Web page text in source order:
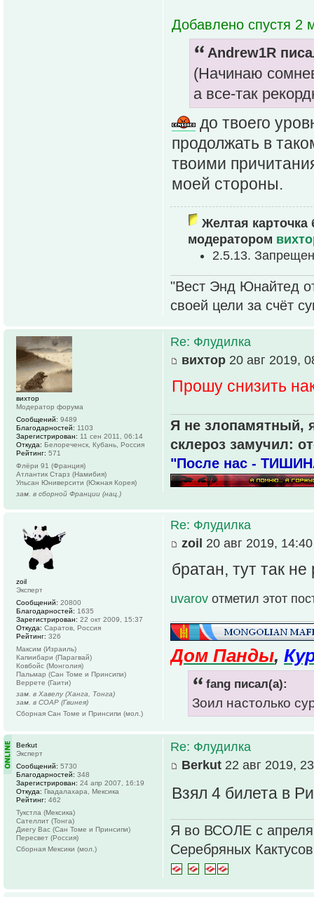
Добавлено спустя 2
Andrew1R
(Начинаю
а все-так
до твоего
продолжать в
твоими
моей стороны.
Желтая карточка
модератором
2.5.13.
"Вест Энд Юнайтед
своей цели за счёт
Re: Флудилка
вихтор 20 авг 2019,
Прошу снизить
Я не злопамятный,
склероз замучил:
"После нас -
вихтор
Модератор форума
Сообщений: 9489
Благодарностей: 1103
Зарегистрирован: 11 сен 2011, 06:14
Откуда: Белореченск, Кубань, Россия
Рейтинг: 571
Флёри 91 (Франция)
Атлантик Старз (Намибия)
Ульсан Юниверсити (Южная Корея)
зам. в сборной Франции (нац.)
Re: Флудилка
zoil 20 авг 2019, 14:40
братан, тут так
uvarov отметил этот
Дом Панды,
fang писал(а):
Зоил настолько
zoil
Эксперт
Сообщений: 20800
Благодарностей: 1635
Зарегистрирован: 22 окт 2009, 15:37
Откуда: Саратов, Россия
Рейтинг: 326
Максим (Израиль)
Капиибари (Парагвай)
Ковбойс (Монголия)
Пальмар (Сан Томе и Принсипи)
Веррете (Гаити)
зам. в Хавелу (Ханга, Тонга)
зам. в СОАР (Гвинея)
Сборная Сан Томе и Принсипи (мол.)
Re: Флудилка
Berkut 22 авг 2019,
Взял 4 билета в
Я во ВСОЛЕ с апреля
Серебряных
Berkut
Эксперт
Сообщений: 5730
Благодарностей: 348
Зарегистрирован: 24 апр 2007, 16:19
Откуда: Гвадалахара, Мексика
Рейтинг: 462
Тукстла (Мексика)
Сателлит (Тонга)
Диегу Вас (Сан Томе и Принсипи)
Пересвет (Россия)
Сборная Мексики (мол.)